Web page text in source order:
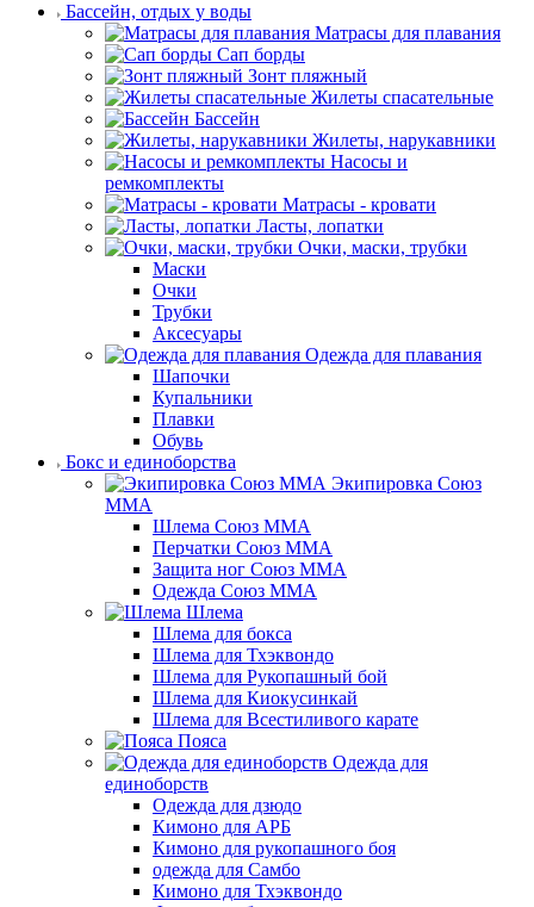
Бассейн, отдых у воды
Матрасы для плавания
Сап борды
Зонт пляжный
Жилеты спасательные
Бассейн
Жилеты, нарукавники
Насосы и
ремкомплекты
Матрасы - кровати
Ласты, лопатки
Очки, маски, трубки
Маски
Очки
Трубки
Аксесуары
Одежда для плавания
Шапочки
Купальники
Плавки
Обувь
Бокс и единоборства
Экипировка Союз
ММА
Шлема Союз ММА
Перчатки Союз ММА
Защита ног Союз ММА
Одежда Союз ММА
Шлема
Шлема для бокса
Шлема для Тхэквондо
Шлема для Рукопашный бой
Шлема для Киокусинкай
Шлема для Всестиливого карате
Пояса
Одежда для
единоборств
Одежда для дзюдо
Кимоно для АРБ
Кимоно для рукопашного боя
одежда для Самбо
Кимоно для Тхэквондо